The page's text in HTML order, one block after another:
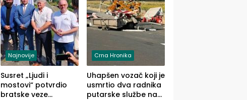
Najnovije
Susret „Ljudi i
mostovi“ potvrdio
bratske veze
Crna Hronika
Uhapšen vozač koji je
usmrtio dva radnika
putarske službe na